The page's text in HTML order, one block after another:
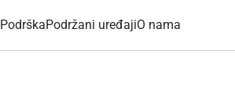
PodrškaPodržani uređajiO nama